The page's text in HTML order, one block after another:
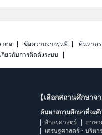
าต่อ ข้อความจากรุ่นพี่
ค้นหาด
เกี่ยวกับการติดตั้งระบบ
【เลือกสถานศึกษาจ
ค้นหาสถานศึกษาที่จะศึ
อักษรศาสตร์
ภาษา
เศรษฐศาสตร์・บริห